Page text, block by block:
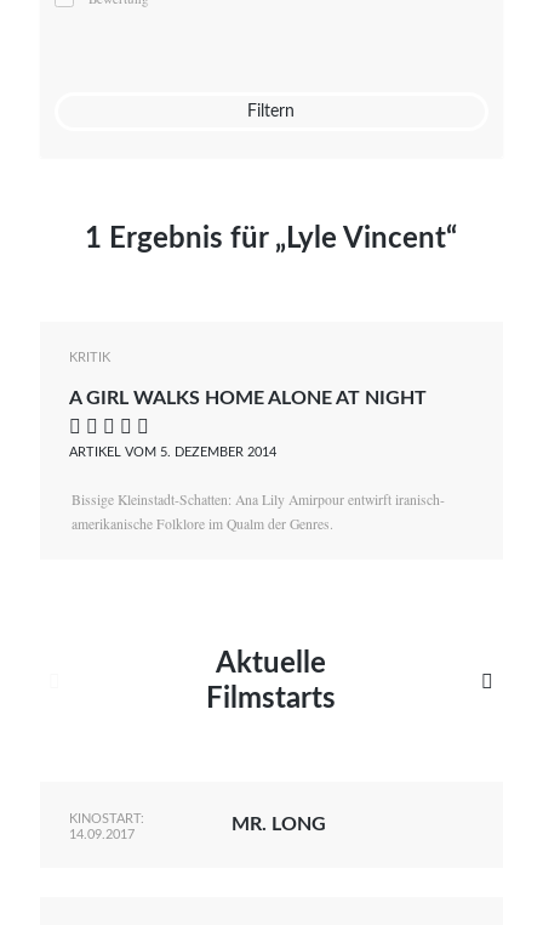
Mato von Vogelstein
Filtern
1 Ergebnis für „Lyle Vincent“
KRITIK
A GIRL WALKS HOME ALONE AT NIGHT
    
ARTIKEL VOM 5. DEZEMBER 2014
Bissige Kleinstadt-Schatten: Ana Lily Amirpour entwirft iranisch-
amerikanische Folklore im Qualm der Genres.
Aktuelle
Filmstarts

KINOSTART:
14.09.2017
MR. LONG